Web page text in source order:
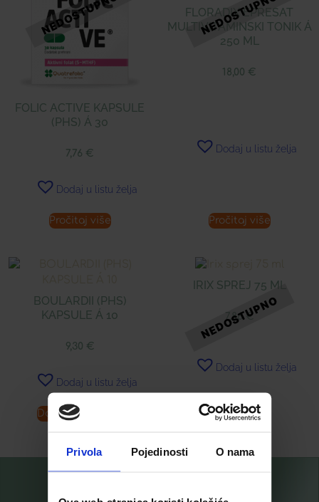
Privola Pojedinosti O nama
FOLIC ACTIVE KAPSULE
(PHS) Á 30
7,76 €
Dodaj u listu želja
Pročitaj više
FLORADIX EPRESAT
MULTIVITAMINSKI TONIK Á
250 ML
18,00 €
Dodaj u listu želja
Pročitaj više
BOULARDII (PHS)
KAPSULE Á 10
9,30 €
Dodaj u listu želja
Dodaj u košaricu
IRIX SPREJ 75 ML
7,86€
Dodaj u listu želja
Pročitaj više